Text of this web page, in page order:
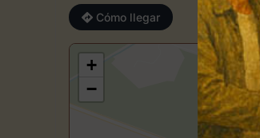
Cómo llegar
+
−